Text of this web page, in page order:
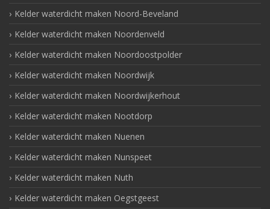
Kelder waterdicht maken Noord-Beveland
Kelder waterdicht maken Noordenveld
Kelder waterdicht maken Noordoostpolder
Kelder waterdicht maken Noordwijk
Kelder waterdicht maken Noordwijkerhout
Kelder waterdicht maken Nootdorp
Kelder waterdicht maken Nuenen
Kelder waterdicht maken Nunspeet
Kelder waterdicht maken Nuth
Kelder waterdicht maken Oegstgeest